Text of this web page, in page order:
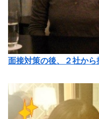
面接対策の後、２社から